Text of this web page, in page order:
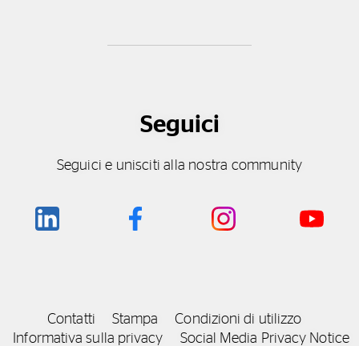
Seguici
Seguici e unisciti alla nostra community
Contatti Stampa
Condizioni di utilizzo
Informativa sulla privacy
Social Media Privacy Notice